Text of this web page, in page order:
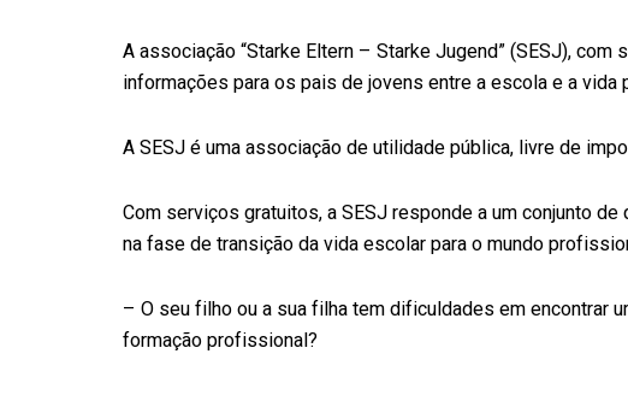
A associação “Starke Eltern – Starke Jugend” (SESJ),
informações para os pais de jovens entre a escola e a vida
A SESJ é uma associação de utilidade pública, livre de
Com serviços gratuitos, a SESJ responde a um conjunto
na fase de transição da vida escolar para o mundo
– O seu filho ou a sua filha tem dificuldades em encontrar
formação profissional?